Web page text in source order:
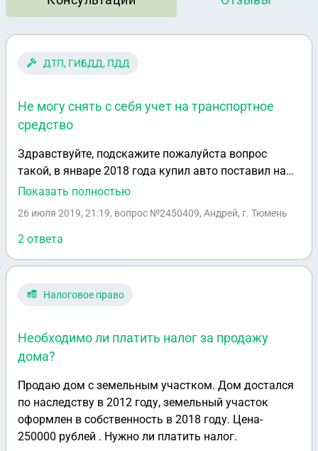
ДТП, ГИБДД, ПДД
Не могу снять с себя учет на транспортное
средство
Здравствуйте, подскажите пожалуйста вопрос
такой, в январе 2018 года купил авто поставил на
учет все хорошо, машину проверил чистая, через
Тюмени и 2 в Екатеренбурге, я конечно с
документами что я собственник к суд приставам, в
авто продал, в Екатеренбурге было 2, 1 они сняли а
машины все снято, но он весит в базе, потом
выяснилось что это сбой в программе, и они не
знаю, а авто продан и тот человек копит кучу
штрафов, а я соответственно не могу ее снять с себя
с учета, вообщем подскажите я могу через суд
снять с себя регестрацыю на автомобиль?! Заранее
Показать полностью
26 июля 2019, 21:19, вопрос №2450409, Андрей, г. Тюмень
2 ответа
Налоговое право
Необходимо ли платить налог за продажу
дома?
Продаю дом с земельным участком. Дом достался
по наследству в 2012 году, земельный участок
оформлен в собственность в 2018 году. Цена-
250000 рублей . Нужно ли платить налог.